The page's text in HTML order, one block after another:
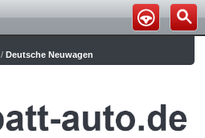
/Deutsche Neuwagen